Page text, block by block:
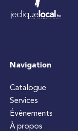
Navigation
Catalogue
Services
Événements
À propos